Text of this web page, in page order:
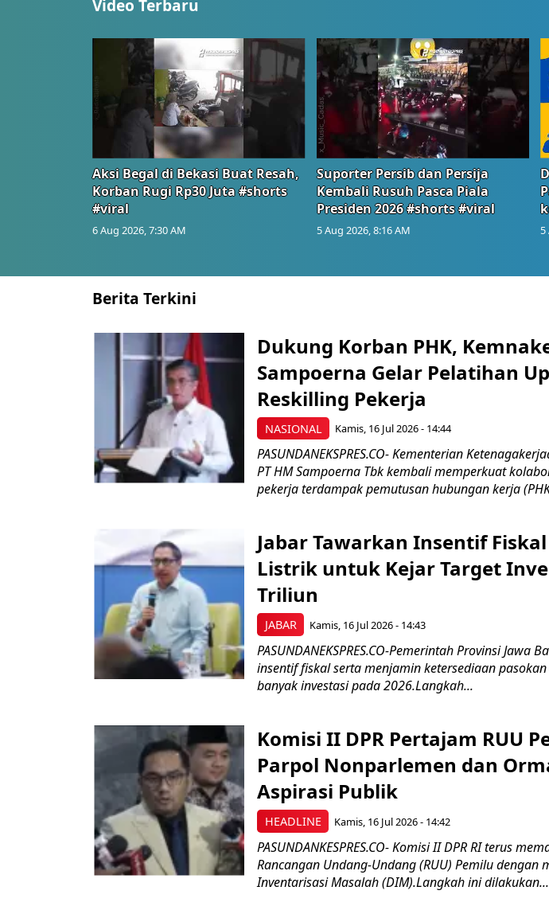
Video Terbaru
Aksi Begal di Bekasi Buat Resah,
Korban Rugi Rp30 Juta #shorts
#viral
6 Aug 2026, 7:30 AM
Suporter Persib dan Persija
Kembali Rusuh Pasca Piala
Presiden 2026 #shorts #viral
5 Aug 2026, 8:16 AM 5
Berita Terkini
NASIONAL
Dukung Korban PHK,
Sampoerna Gelar Pelatihan
Reskilling Pekerja
Kamis, 16 Jul 2026 - 14:44
PASUNDANEKSPRES.CO- Kementerian
PT HM Sampoerna Tbk kembali memperkuat
pekerja terdampak pemutusan hubungan kerja
JABAR
Jabar Tawarkan Insentif
Listrik untuk Kejar Target
Triliun
Kamis, 16 Jul 2026 - 14:43
PASUNDANEKSPRES.CO-Pemerintah Provinsi Jawa
insentif fiskal serta menjamin ketersediaan
banyak investasi pada 2026.Langkah...
HEADLINE
Komisi II DPR Pertajam RUU
Parpol Nonparlemen dan
Aspirasi Publik
Kamis, 16 Jul 2026 - 14:42
PASUNDANKESPRES.CO- Komisi II DPR RI terus
Rancangan Undang-Undang (RUU) Pemilu dengan
Inventarisasi Masalah (DIM).Langkah ini dilakukan...